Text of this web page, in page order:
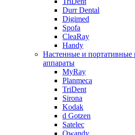
Durr Dental
Digimed
Spofa
CleaRay
Handy
Настенные и портативные
аппараты
MyRay
Planmeca
TriDent
Sirona
Kodak
d Gotzen
Satelec
Owandy